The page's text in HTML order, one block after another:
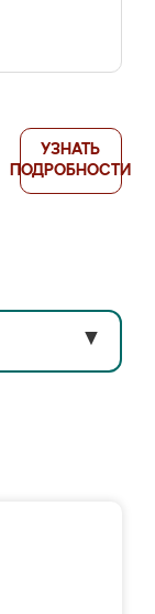
УЗНАТЬ
ПОДРОБНОСТИ
▼